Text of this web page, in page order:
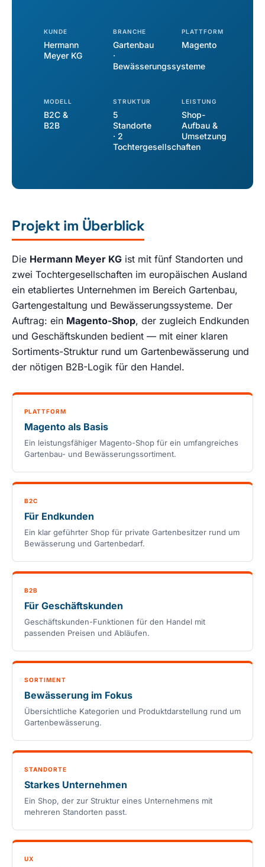
KUNDE
Hermann
Meyer KG
BRANCHE
Gartenbau
·
Bewässerungssysteme
PLATTFORM
Magento
MODELL
B2C &
B2B
STRUKTUR
5
Standorte
· 2
Tochtergesellschaften
LEISTUNG
Shop-
Aufbau &
Umsetzung
Projekt im Überblick
Die Hermann Meyer KG ist mit fünf Standorten und
zwei Tochtergesellschaften im europäischen Ausland
ein etabliertes Unternehmen im Bereich Gartenbau,
Gartengestaltung und Bewässerungssysteme. Der
Auftrag: ein Magento-Shop, der zugleich Endkunden
und Geschäftskunden bedient — mit einer klaren
Sortiments-Struktur rund um Gartenbewässerung und
der nötigen B2B-Logik für den Handel.
PLATTFORM
Magento als Basis
Ein leistungsfähiger Magento-Shop für ein umfangreiches
Gartenbau- und Bewässerungssortiment.
B2C
Für Endkunden
Ein klar geführter Shop für private Gartenbesitzer rund um
Bewässerung und Gartenbedarf.
B2B
Für Geschäftskunden
Geschäftskunden-Funktionen für den Handel mit
passenden Preisen und Abläufen.
SORTIMENT
Bewässerung im Fokus
Übersichtliche Kategorien und Produktdarstellung rund um
Gartenbewässerung.
STANDORTE
Starkes Unternehmen
Ein Shop, der zur Struktur eines Unternehmens mit
mehreren Standorten passt.
UX